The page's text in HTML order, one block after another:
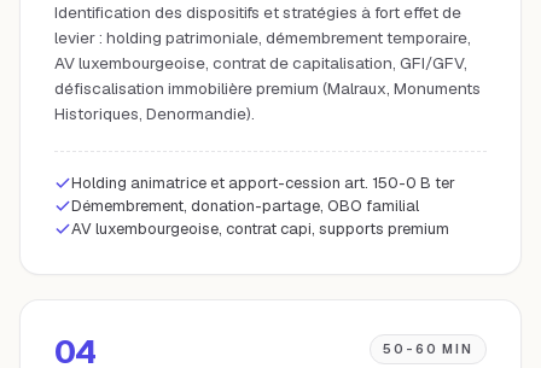
Identification des dispositifs et stratégies à fort effet de
levier : holding patrimoniale, démembrement temporaire,
AV luxembourgeoise, contrat de capitalisation, GFI/GFV,
défiscalisation immobilière premium (Malraux, Monuments
Historiques, Denormandie).
Holding animatrice et apport-cession art. 150-0 B ter
Démembrement, donation-partage, OBO familial
AV luxembourgeoise, contrat capi, supports premium
04 50-60 MIN